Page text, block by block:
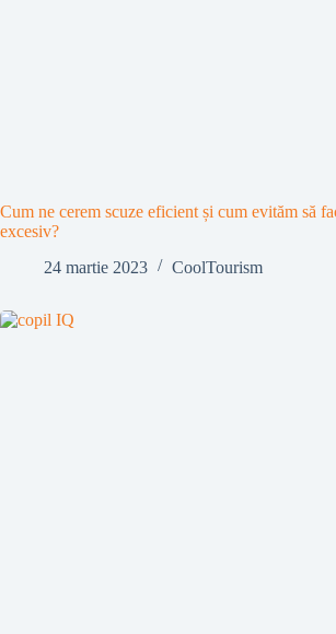
Cum ne cerem scuze eficient și cum evităm să
excesiv?
24 martie 2023
CoolTourism